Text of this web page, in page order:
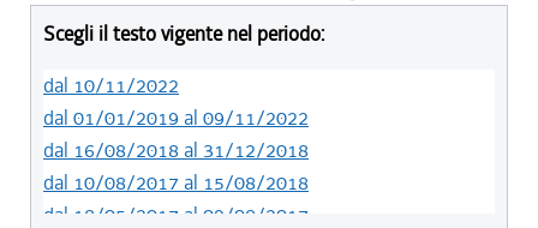
Scegli il testo vigente nel periodo:
dal 10/11/2022
dal 01/01/2019 al 09/11/2022
dal 16/08/2018 al 31/12/2018
dal 10/08/2017 al 15/08/2018
dal 18/05/2017 al 09/08/2017